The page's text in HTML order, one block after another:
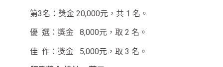
第3名：獎金 20,000元，共 1 名。
優 選：獎金 8,000元，取 2 名。
佳 作：獎金 5,000元，取 3 名。